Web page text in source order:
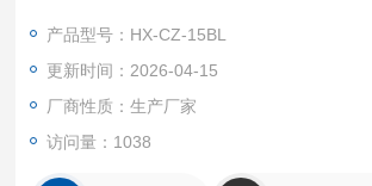
产品型号：HX-CZ-15BL
更新时间：2026-04-15
厂商性质：生产厂家
访问量：1038